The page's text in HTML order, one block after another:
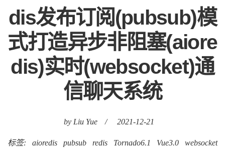
dis发布订阅(pubsub)模
式打造异步非阻塞(aiore
dis)实时(websocket)通
信聊天系统
by Liu Yue / 2021-12-21
标签: aioredis pubsub redis Tornado6.1 Vue3.0
websocket